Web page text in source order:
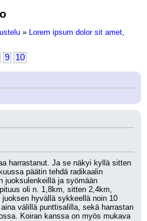
» Lorem ipsum dolor sit amet,
9 10
harrastanut. Ja se näkyi kyllä sitten
päätin tehdä radikaalin
juoksulenkeillä ja syömään
oli n. 1,8km, sitten 2,4km,
hyvällä sykkeellä noin 10
välillä punttisalilla, sekä harrastan
Koiran kanssa on myös mukava